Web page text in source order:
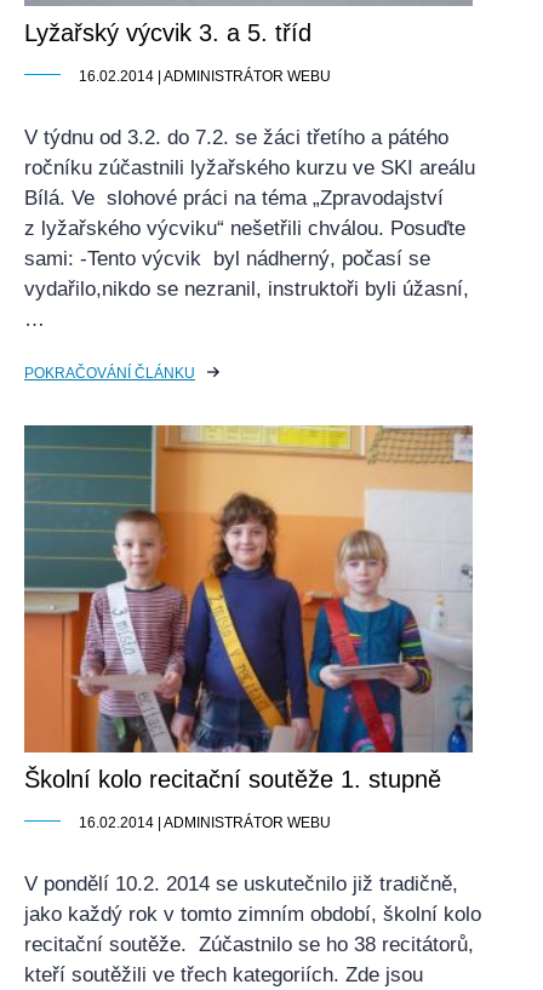
Lyžařský výcvik 3. a 5. tříd
16.02.2014 | ADMINISTRÁTOR WEBU
V týdnu od 3.2. do 7.2. se žáci třetího a pátého
ročníku zúčastnili lyžařského kurzu ve SKI areálu
Bílá. Ve slohové práci na téma „Zpravodajství
z lyžařského výcviku“ nešetřili chválou. Posuďte
sami: -Tento výcvik byl nádherný, počasí se
vydařilo,nikdo se nezranil, instruktoři byli úžasní,
…
POKRAČOVÁNÍ ČLÁNKU
Školní kolo recitační soutěže 1. stupně
16.02.2014 | ADMINISTRÁTOR WEBU
V pondělí 10.2. 2014 se uskutečnilo již tradičně,
jako každý rok v tomto zimním období, školní kolo
recitační soutěže. Zúčastnilo se ho 38 recitátorů,
kteří soutěžili ve třech kategoriích. Zde jsou